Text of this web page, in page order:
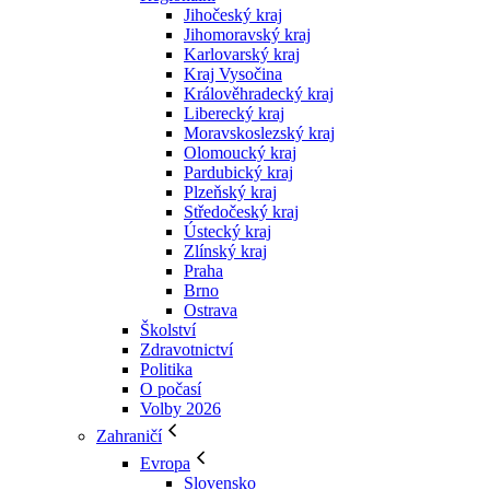
Jihočeský kraj
Jihomoravský kraj
Karlovarský kraj
Kraj Vysočina
Králověhradecký kraj
Liberecký kraj
Moravskoslezský kraj
Olomoucký kraj
Pardubický kraj
Plzeňský kraj
Středočeský kraj
Ústecký kraj
Zlínský kraj
Praha
Brno
Ostrava
Školství
Zdravotnictví
Politika
O počasí
Volby 2026
Zahraničí
Evropa
Slovensko